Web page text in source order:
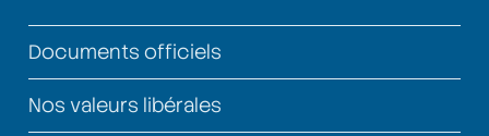
Documents officiels
Nos valeurs libérales